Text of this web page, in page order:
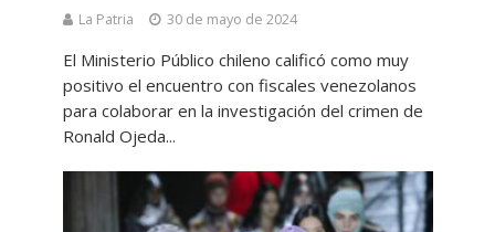
La Patria 30 de mayo de 2024
El Ministerio Público chileno calificó como muy
positivo el encuentro con fiscales venezolanos
para colaborar en la investigación del crimen de
Ronald Ojeda...